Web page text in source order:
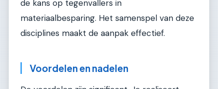
de kans op tegenvallers in
materiaalbesparing. Het samenspel van deze
disciplines maakt de aanpak effectief.
Voordelen en nadelen